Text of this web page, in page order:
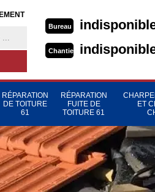
Bureau
Chantier
RÉPARATION
DE TOITURE
61
RÉPARATION
FUITE DE
TOITURE 61
ET